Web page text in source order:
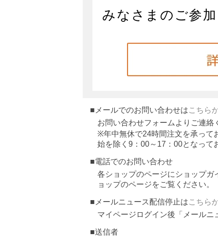
みなさまのご参
■メールでのお問い合わせはこちら
お問い合わせフォームよりご連絡
※年中無休で24時間注文を承って
始を除く9：00～17：00となって
■電話でのお問い合わせ
各ショップのページにショップ
ョップのページをご覧ください。
■メールニュース配信停止はこちら
マイページログイン後「メール
■送信者